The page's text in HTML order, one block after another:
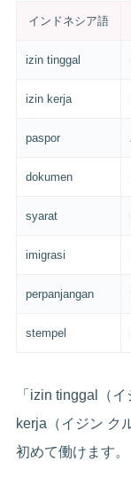
インドネシア語
izin tinggal
izin kerja
paspor
dokumen
syarat
imigrasi
perpanjangan
stempel
「izin tinggal（
kerja（イジン ク
初めて働けます。